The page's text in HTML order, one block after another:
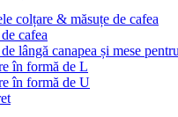
colțare & măsuțe de cafea
cafea
lângă canapea și mese
în formă de L
în formă de U